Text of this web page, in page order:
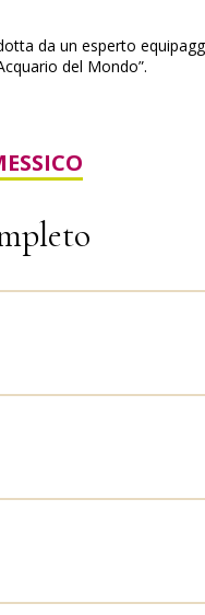
da un esperto
del Mondo”.